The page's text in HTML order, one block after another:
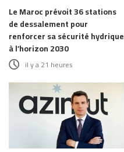
Le Maroc prévoit 36 stations
de dessalement pour
renforcer sa sécurité hydrique
à l’horizon 2030
il y a 21 heures